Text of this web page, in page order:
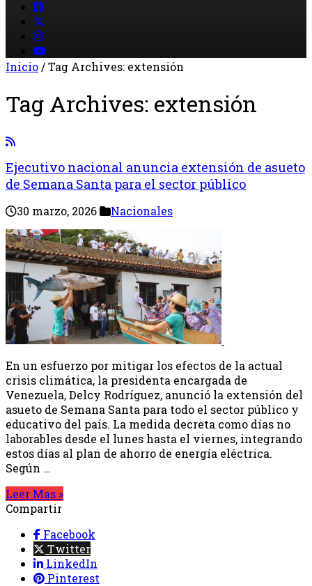
Inicio/Tag Archives: extensión
Tag Archives: extensión
Ejecutivo nacional anuncia extensión de asueto
de Semana Santa para el sector público
30 marzo, 2026 Nacionales
En un esfuerzo por mitigar los efectos de la actual
crisis climática, la presidenta encargada de
Venezuela, Delcy Rodríguez, anunció la extensión del
asueto de Semana Santa para todo el sector público y
educativo del país. La medida decreta como días no
laborables desde el lunes hasta el viernes, integrando
estos días al plan de ahorro de energía eléctrica.
Según …
Leer Mas »
Compartir
Facebook
Twitter
LinkedIn
Pinterest